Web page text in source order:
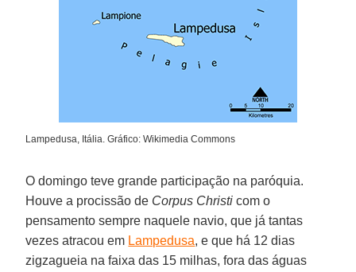
Lampedusa, Itália. Gráfico: Wikimedia Commons
O domingo teve grande participação na paróquia.
Houve a procissão de Corpus Christi com o
pensamento sempre naquele navio, que já tantas
vezes atracou em Lampedusa, e que há 12 dias
zigzagueia na faixa das 15 milhas, fora das águas